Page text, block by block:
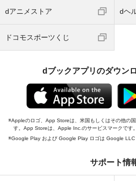
dアニメストア dヘ
ドコモスポーツくじ
dブックアプリのダウン
Appleのロゴ、App Storeは、米国もしくはその他の
す。App Storeは、Apple Inc.のサービスマークです。
Google Play および Google Play ロゴは Google LLC
サポート情